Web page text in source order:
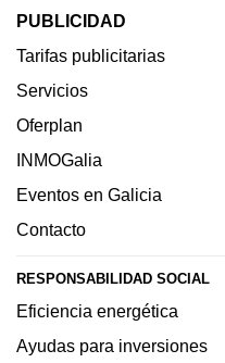
PUBLICIDAD
Tarifas publicitarias
Servicios
Oferplan
INMOGalia
Eventos en Galicia
Contacto
RESPONSABILIDAD SOCIAL
Eficiencia energética
Ayudas para inversiones